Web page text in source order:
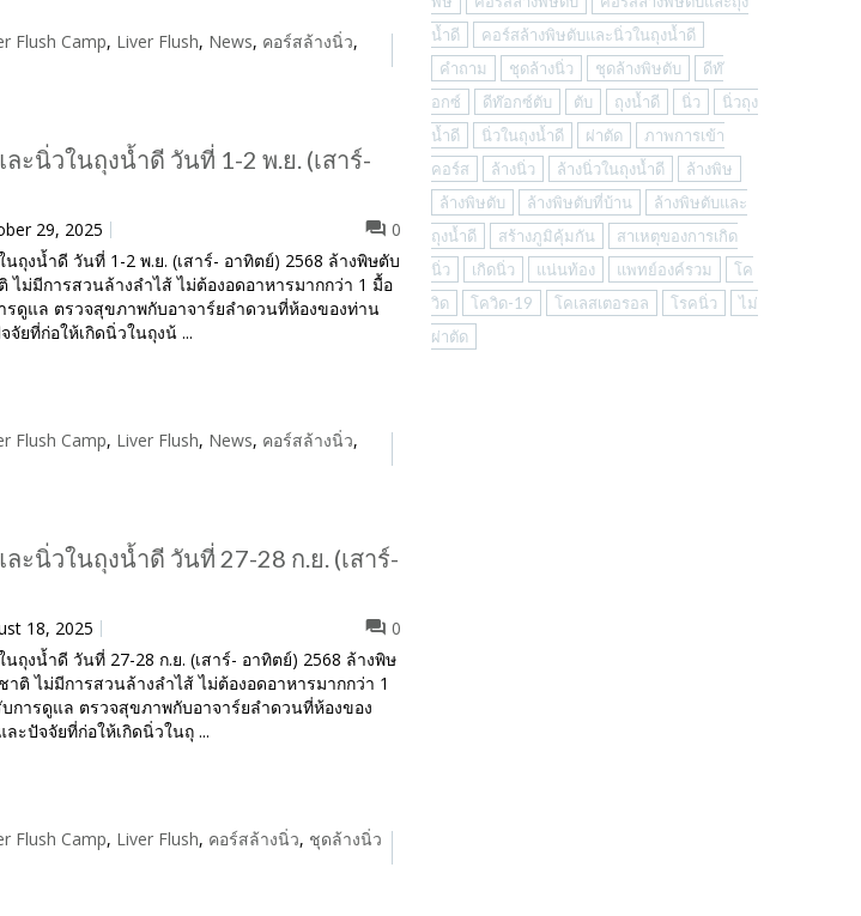
Flush Camp, Liver Flush, News, คอร์สล้างนิ่ว,
ะนิ่วในถุงน้ำดี วันที่ 1-2 พ.ย. (เสาร์-
29, 2025
0
ถุงน้ำดี วันที่ 1-2 พ.ย. (เสาร์- อาทิตย์) 2568 ล้างพิษตับ
ไม่มีการสวนล้างลำไส้ ไม่ต้องอดอาหารมากกว่า 1 มื้อ
รดูแล ตรวจสุขภาพกับอาจาร์ยลำดวนที่ห้องของท่าน
จัยที่ก่อให้เกิดนิ่วในถุงน้ ...
Flush Camp, Liver Flush, News, คอร์สล้างนิ่ว,
ะนิ่วในถุงน้ำดี วันที่ 27-28 ก.ย. (เสาร์-
18, 2025
0
ถุงน้ำดี วันที่ 27-28 ก.ย. (เสาร์- อาทิตย์) 2568 ล้างพิษ
ติ ไม่มีการสวนล้างลำไส้ ไม่ต้องอดอาหารมากกว่า 1
การดูแล ตรวจสุขภาพกับอาจาร์ยลำดวนที่ห้องของ
ะปัจจัยที่ก่อให้เกิดนิ่วในถุ ...
Flush Camp, Liver Flush, คอร์สล้างนิ่ว, ชุดล้างนิ่ว
น้ำดี
คอร์สล้างพิษตับและนิ่วในถุงน้ำดี
คำถาม
ชุดล้างนิ่ว ชุดล้างพิษตับ
ดีท๊
อกซ์
ดีท๊อกซ์ตับ ตับ ถุงน้ำดี นิ่ว
นิ่วถุง
น้ำดี
นิ่วในถุงน้ำดี ผ่าตัด
ภาพการเข้า
คอร์ส
ล้างนิ่ว ล้างนิ่วในถุงน้ำดี
ล้างพิษ
ล้างพิษตับ
ล้างพิษตับที่บ้าน
ล้างพิษตับและ
ถุงน้ำดี
สร้างภูมิคุ้มกัน
สาเหตุของการเกิด
นิ่ว
เกิดนิ่ว แน่นท้อง แพทย์องค์รวม
โค
วิด
โควิด-19 โคเลสเตอรอล โรคนิ่ว
ไม่
ผ่าตัด